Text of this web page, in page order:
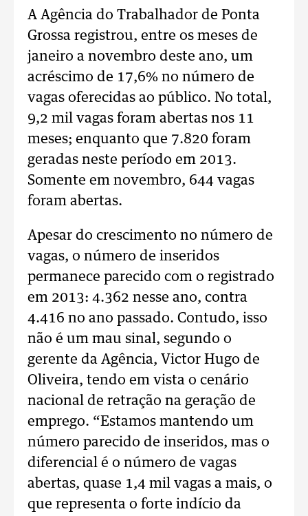
A Agência do Trabalhador de Ponta
Grossa registrou, entre os meses de
janeiro a novembro deste ano, um
acréscimo de 17,6% no número de
vagas oferecidas ao público. No total,
9,2 mil vagas foram abertas nos 11
meses; enquanto que 7.820 foram
geradas neste período em 2013.
Somente em novembro, 644 vagas
foram abertas.
Apesar do crescimento no número de
vagas, o número de inseridos
permanece parecido com o registrado
em 2013: 4.362 nesse ano, contra
4.416 no ano passado. Contudo, isso
não é um mau sinal, segundo o
gerente da Agência, Victor Hugo de
Oliveira, tendo em vista o cenário
nacional de retração na geração de
emprego. “Estamos mantendo um
número parecido de inseridos, mas o
diferencial é o número de vagas
abertas, quase 1,4 mil vagas a mais, o
que representa o forte indício da